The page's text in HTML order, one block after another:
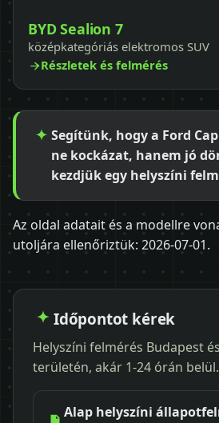
BYD Sealion 7
középkategóriás elektromos SUV
Részletek és felmérés
Segítünk, hogy a Ford
ne kockázat, hanem jó
kezdjük egy helyszíni
Az oldal adatait és a modellre
utoljára ellenőriztük: 2026-07-01.
Időpontot kérek
Helyszíni felmérés Budapest
területén, akár 1-24 órán belül.
Alap helyszíni